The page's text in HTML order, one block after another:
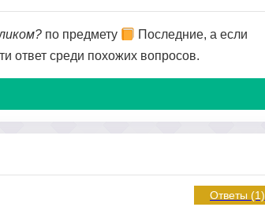
по предмету
Последние, а если
ответ среди похожих вопросов.
Ответы (1)